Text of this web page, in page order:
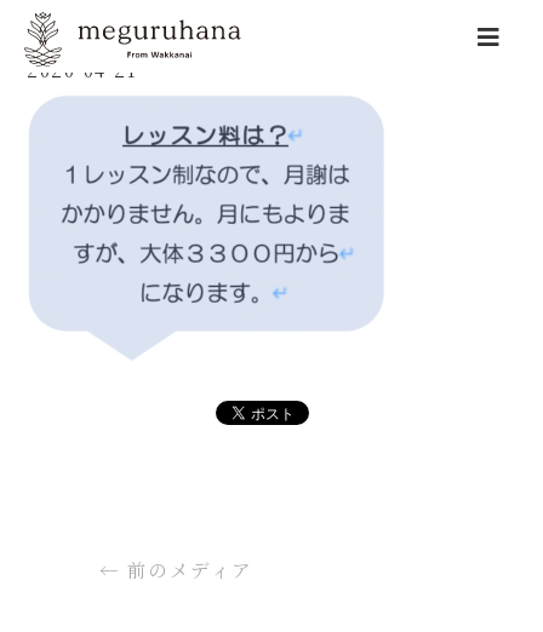
2020-04-21
← 前のメディア